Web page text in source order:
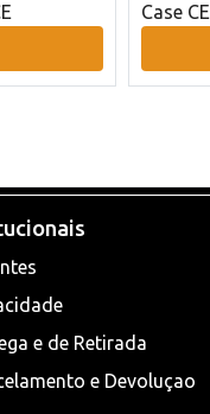
Case CE
e de Retirada
e Devoluçao